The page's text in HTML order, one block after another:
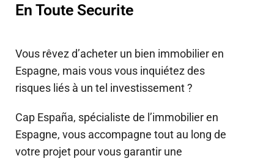
En Toute Securite
Vous rêvez d’acheter un bien immobilier en
Espagne, mais vous vous inquiétez des
risques liés à un tel investissement ?
Cap España, spécialiste de l’immobilier en
Espagne, vous accompagne tout au long de
votre projet pour vous garantir une